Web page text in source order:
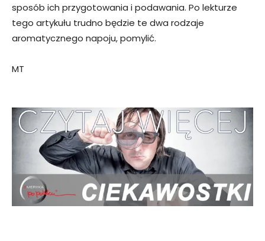
sposób ich przygotowania i podawania. Po lekturze
tego artykułu trudno będzie te dwa rodzaje
aromatycznego napoju, pomylić.
MT